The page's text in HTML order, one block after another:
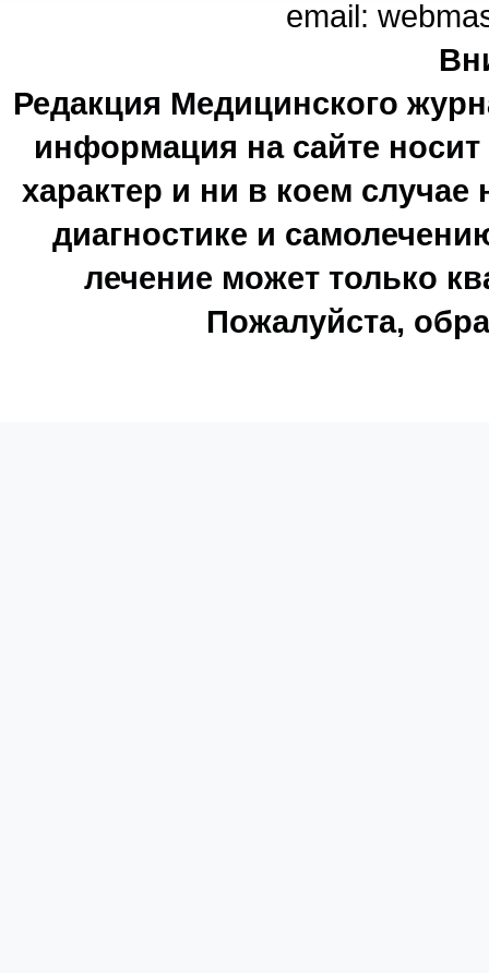
email:
Редакция Медицинского
информация на сайте
характер и ни в коем
диагностике и
лечение может только
Пожалуйста,